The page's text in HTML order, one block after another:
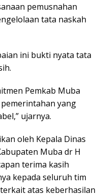
pemusnahan
tata naskah
ini bukti nyata tata
Pemkab Muba
yang
ujarnya.
oleh Kepala Dinas
Muba dr H
terima kasih
kepada seluruh tim
atas keberhasilan